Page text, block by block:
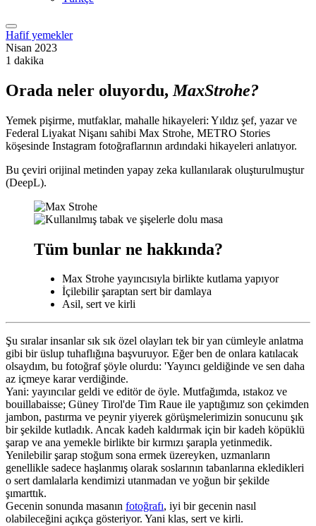
Hafif yemekler
Nisan 2023
1 dakika
Orada neler oluyordu, MaxStrohe?
Yemek pişirme, mutfaklar, mahalle hikayeleri: Yıldız şef, yazar ve
Federal Liyakat Nişanı sahibi Max Strohe, METRO Stories
köşesinde Instagram fotoğraflarının ardındaki hikayeleri anlatıyor.
Bu çeviri orijinal metinden yapay zeka kullanılarak oluşturulmuştur
(DeepL).
Tüm bunlar ne hakkında?
Max Strohe yayıncısıyla birlikte kutlama yapıyor
İçilebilir şaraptan sert bir damlaya
Asil, sert ve kirli
Şu sıralar insanlar sık sık özel olayları tek bir yan cümleyle anlatma
gibi bir üslup tuhaflığına başvuruyor. Eğer ben de onlara katılacak
olsaydım, bu fotoğraf şöyle olurdu: 'Yayıncı geldiğinde ve sen daha
az içmeye karar verdiğinde.
Yani: yayıncılar geldi ve editör de öyle. Mutfağımda, ıstakoz ve
bouillabaisse; Güney Tirol'de Tim Raue ile yaptığımız son çekimden
jambon, pastırma ve peynir yiyerek görüşmelerimizin sonucunu şık
bir şekilde kutladık. Ancak kadeh kaldırmak için bir kadeh köpüklü
şarap ve ana yemekle birlikte bir kırmızı şarapla yetinmedik.
Yenilebilir şarap stoğum sona ermek üzereyken, uzmanların
genellikle sadece haşlanmış olarak soslarının tabanlarına ekledikleri
o sert damlalarla kendimizi utanmadan ve yoğun bir şekilde
şımarttık.
Gecenin sonunda masanın fotoğrafı, iyi bir gecenin nasıl
olabileceğini açıkça gösteriyor. Yani klas, sert ve kirli.